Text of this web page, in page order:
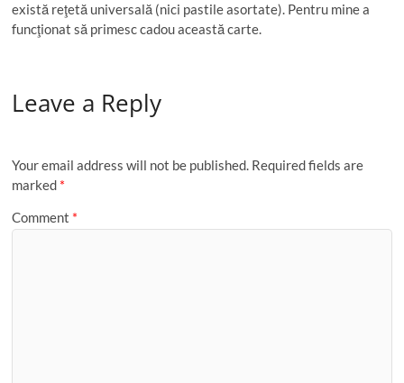
există reţetă universală (nici pastile asortate). Pentru mine a
funcţionat să primesc cadou această carte.
Leave a Reply
Your email address will not be published. Required fields are
marked *
Comment *